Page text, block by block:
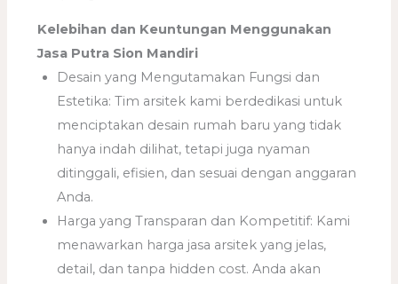
Kelebihan dan Keuntungan Menggunakan
Jasa Putra Sion Mandiri
Desain yang Mengutamakan Fungsi dan
Estetika: Tim arsitek kami berdedikasi untuk
menciptakan desain rumah baru yang tidak
hanya indah dilihat, tetapi juga nyaman
ditinggali, efisien, dan sesuai dengan anggaran
Anda.
Harga yang Transparan dan Kompetitif: Kami
menawarkan harga jasa arsitek yang jelas,
detail, dan tanpa hidden cost. Anda akan